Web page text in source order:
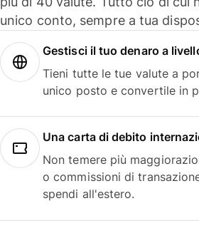
unico conto, sempre a tua
Gestisci il tuo denaro a
Tieni tutte le tue valute a
unico posto e convertile in
Una carta di debito
Non temere più
o commissioni di
spendi all'estero.